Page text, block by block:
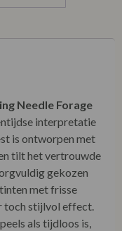
Needle Forage
interpretatie
is ontworpen met
tilt het vertrouwde
gekozen
met frisse
toch stijlvol effect.
als tijdloos is,